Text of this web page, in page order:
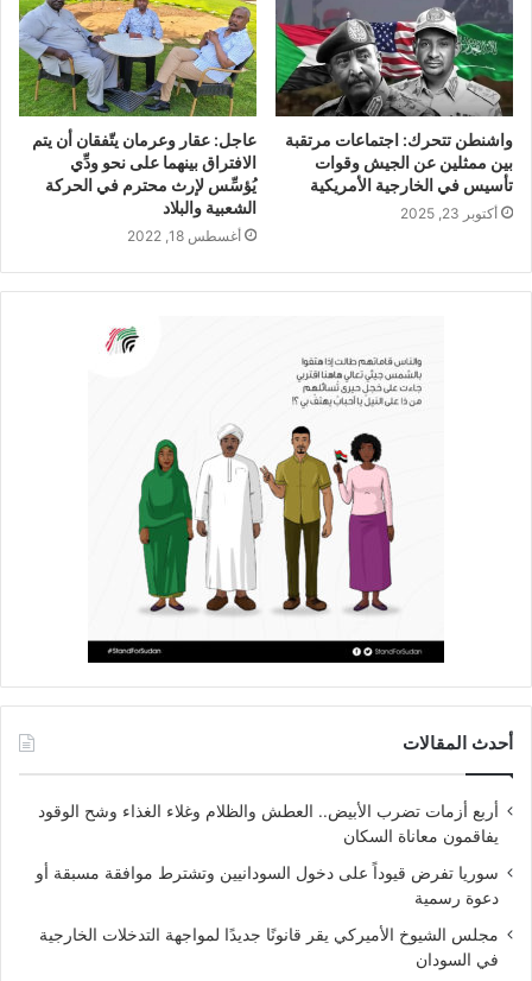
واشنطن تتحرك: اجتماعات مرتقبة
بين ممثلين عن الجيش وقوات
تأسيس في الخارجية الأمريكية
أكتوبر 23, 2025
عاجل: عقار وعرمان يتّفقان أن يتم
الافتراق بينهما على نحو ودِّي
يُؤسِّس لإرث محترم في الحركة
الشعبية والبلاد
أغسطس 18, 2022
أحدث المقالات
أربع أزمات تضرب الأبيض.. العطش والظلام وغلاء الغذاء وشح الوقود
يفاقمون معاناة السكان
سوريا تفرض قيوداً على دخول السودانيين وتشترط موافقة مسبقة أو
دعوة رسمية
مجلس الشيوخ الأميركي يقر قانونًا جديدًا لمواجهة التدخلات الخارجية
في السودان